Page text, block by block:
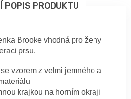
POPIS PRODUKTU
Brooke vhodná pro ženy
prsu.
vzorem z velmi jemného a
krajkou na horním okraji